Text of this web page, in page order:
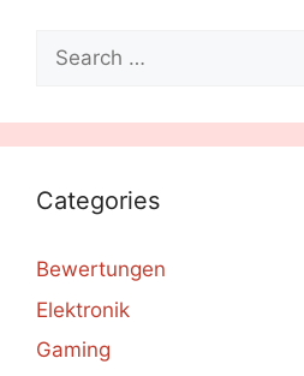
Search
for:
Categories
Bewertungen
Elektronik
Gaming